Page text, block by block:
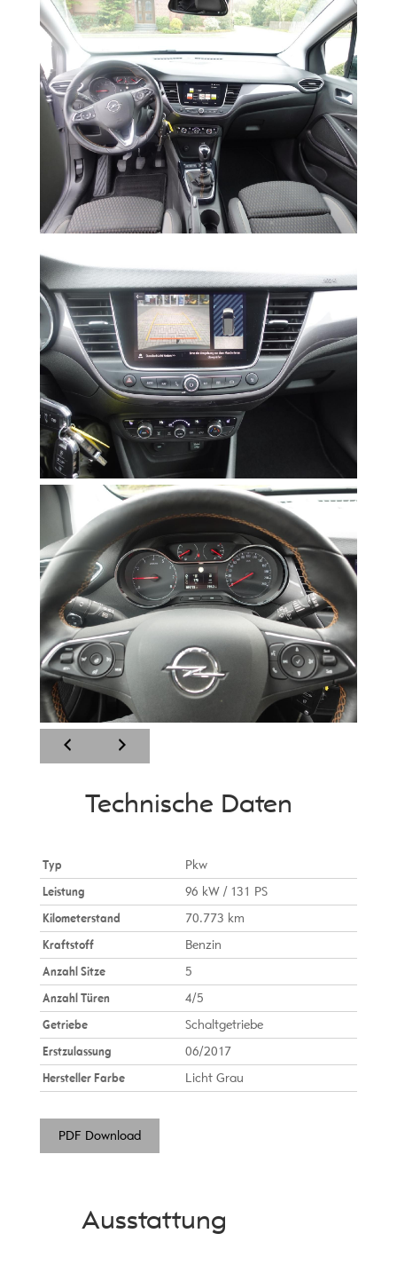
Technische Daten
Typ
Pkw
Leistung
96 kW / 131 PS
Kilometerstand
70.773 km
Kraftstoff
Benzin
Anzahl Sitze
5
Anzahl Türen
4/5
Getriebe
Schaltgetriebe
Erstzulassung
06/2017
Hersteller Farbe
Licht Grau
PDF Download
Ausstattung